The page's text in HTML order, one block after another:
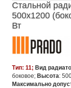
Стальной
500х1200
Вт
Тип: 11; Вид
боковое; Высота:
Максимально